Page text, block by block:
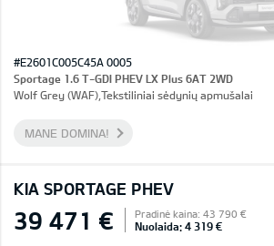
#E2601C005C45A 0005
Sportage 1.6 T-GDI PHEV LX Plus 6AT 2WD
Wolf Grey (WAF),Tekstiliniai sėdynių apmušalai
MANE DOMINA!
KIA SPORTAGE PHEV
39 471 € Pradinė kaina: 43 790 €
Nuolaida: 4 319 €